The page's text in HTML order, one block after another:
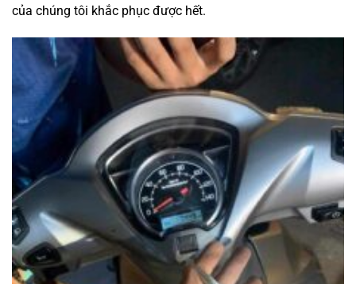
của chúng tôi khắc phục được hết.